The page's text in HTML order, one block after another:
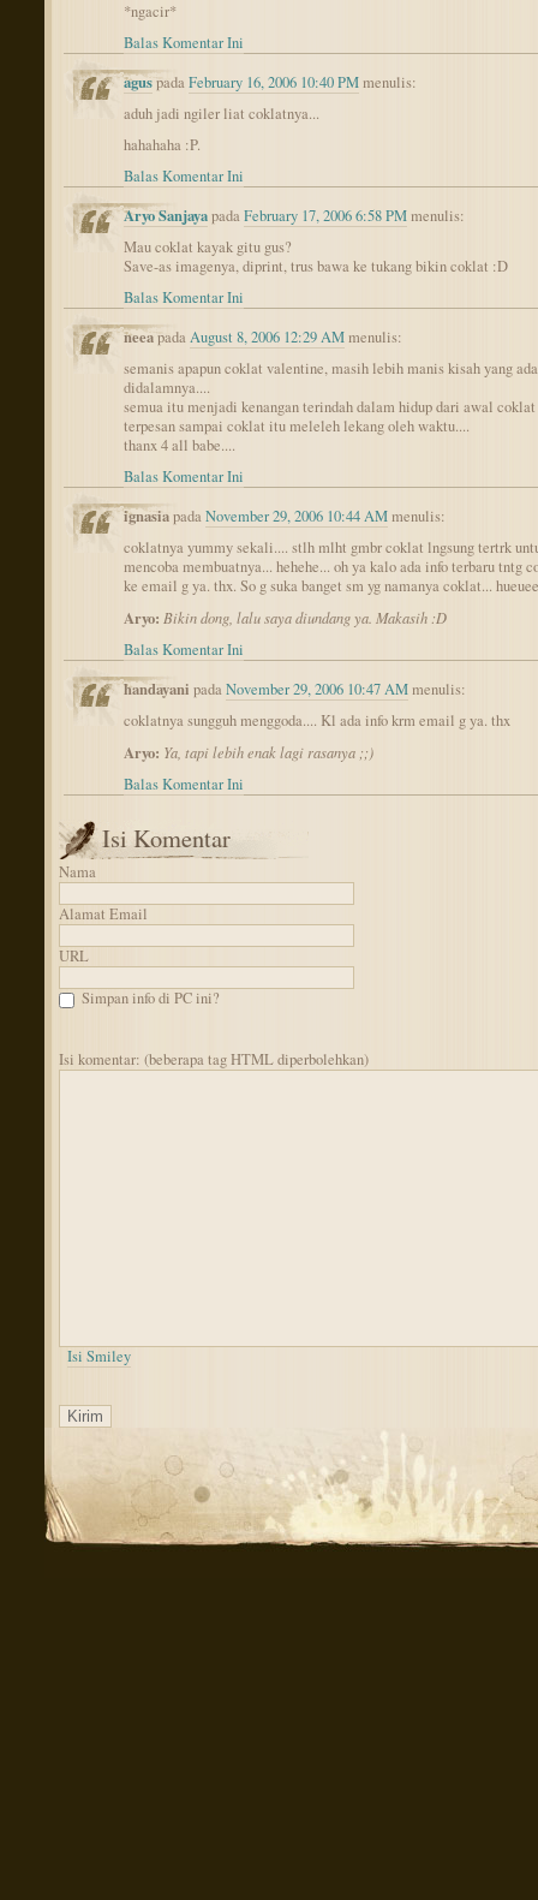
*ngacir*
Balas Komentar Ini
aguspadaFebruary 16, 2006 10:40 PMmenulis:
aduh jadi ngiler liat coklatnya...
hahahaha :P.
Balas Komentar Ini
Aryo SanjayapadaFebruary 17, 2006 6:58 PMmenulis:
Mau coklat kayak gitu gus?
Save-as imagenya, diprint, trus bawa ke tukang bikin coklat :D
Balas Komentar Ini
neeapadaAugust 8, 2006 12:29 AMmenulis:
semanis apapun coklat valentine, masih lebih manis kisah yang ada
didalamnya....
semua itu menjadi kenangan terindah dalam hidup dari awal
terpesan sampai coklat itu meleleh lekang oleh waktu....
thanx 4 all babe....
Balas Komentar Ini
ignasiapadaNovember 29, 2006 10:44 AMmenulis:
coklatnya yummy sekali.... stlh mlht gmbr coklat lngsung tertrk
mencoba membuatnya... hehehe... oh ya kalo ada info terbaru tntg
ke email g ya. thx. So g suka banget sm yg namanya coklat...
Aryo: Bikin dong, lalu saya diundang ya. Makasih :D
Balas Komentar Ini
handayani padaNovember 29, 2006 10:47 AMmenulis:
coklatnya sungguh menggoda.... Kl ada info krm email g ya. thx
Aryo: Ya, tapi lebih enak lagi rasanya ;;)
Balas Komentar Ini
Isi Komentar
Nama
Alamat Email
URL
Simpan info di PC ini?
Isi komentar: (beberapa tag HTML diperbolehkan)
Isi Smiley